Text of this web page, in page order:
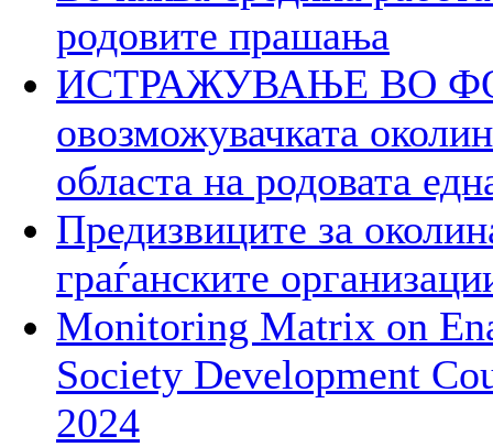
родовите прашања
ИСТРАЖУВАЊЕ ВО
овозможувачката
областа на родовата
Предизвиците за
граѓанските
Monitoring Matrix on
Society Development
2024